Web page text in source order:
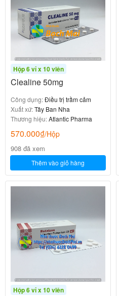
Hộp 6 vỉ x 10 viên
Clealine 50mg
Công dụng:Điều trị trầm cảm
Xuất xứ:Tây Ban Nha
Thương hiệu:Atlantic Pharma
570.000₫/Hộp
908 đã xem
Thêm vào giỏ hàng
Hộp 6 vỉ x 10 viên